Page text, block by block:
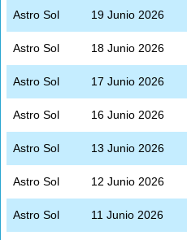
Astro Sol 19 Junio 2026
Astro Sol 18 Junio 2026
Astro Sol 17 Junio 2026
Astro Sol 16 Junio 2026
Astro Sol 13 Junio 2026
Astro Sol 12 Junio 2026
Astro Sol 11 Junio 2026